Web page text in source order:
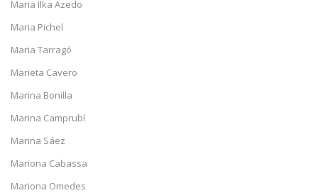
Maria Ilka Azedo
Maria Pichel
Maria Tarragó
Marieta Cavero
Marina Bonilla
Marina Camprubí
Marina Sáez
Mariona Cabassa
Mariona Omedes